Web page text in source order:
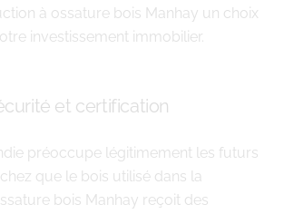
à ossature bois Manhay un choix
investissement immobilier.
et certification
préoccupe légitimement les futurs
que le bois utilisé dans la
bois Manhay reçoit des